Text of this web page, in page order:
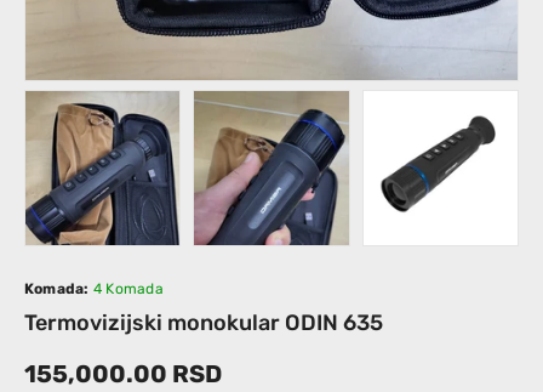
Komada: 4 Komada
Termovizijski monokular ODIN 635
155,000.00 RSD